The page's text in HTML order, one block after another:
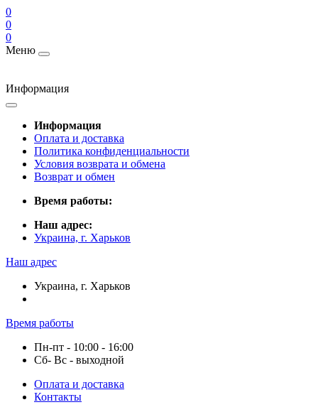
0
0
0
Меню
Информация
Информация
Оплата и доставка
Политика конфиденциальности
Условия возврата и обмена
Возврат и обмен
Время работы:
Наш адрес:
Украина, г. Харьков
Наш адрес
Украина, г. Харьков
Время работы
Пн-пт - 10:00 - 16:00
Сб- Вс - выходной
Оплата и доставка
Контакты